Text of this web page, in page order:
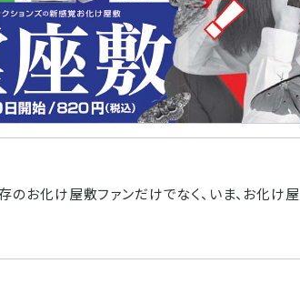
のお化け屋敷ファンだけでなく、いま、お化け屋